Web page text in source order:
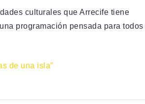
culturales que Arrecife tiene
programación pensada para todos
de una isla”